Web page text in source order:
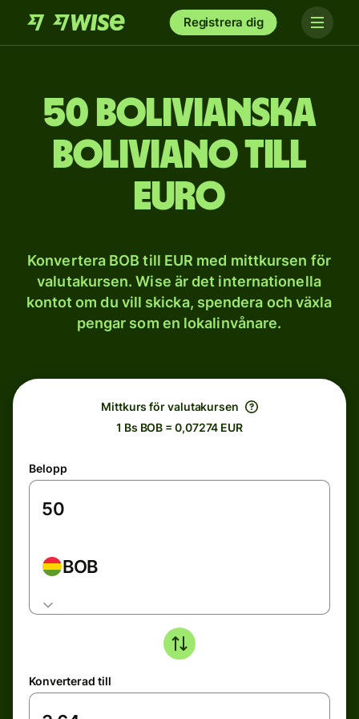
Registrera dig
50 bolivianska
boliviano till
euro
Konvertera BOB till EUR med mittkursen för
valutakursen. Wise är det internationella
kontot om du vill skicka, spendera och växla
pengar som en lokalinvånare.
Mittkurs för valutakursen
1 Bs BOB = 0,07274 EUR
Belopp
BOB
Konverterad till